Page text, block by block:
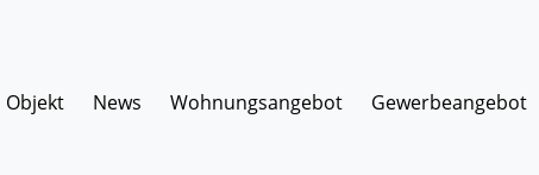
Objekt News Wohnungsangebot Gewerbeangebot